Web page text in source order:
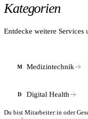
Profilaktualisierung
Living Brain hat
Kategorien
Entdecke weitere Services
M Medizintechnik
D Digital Health
Du bist Mitarbeiter:in oder